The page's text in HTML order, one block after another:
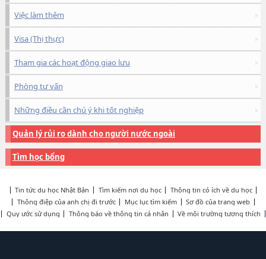
Việc làm thêm
Visa (Thị thực)
Tham gia các hoạt động giao lưu
Phòng tư vấn
Những điều cần chú ý khi tốt nghiệp
Quản lý rủi ro dành cho người nước ngoài
Tìm học bổng
Tin tức du học Nhật Bản Tìm kiếm nơi du học
Thông tin có ích về du học
Thông điệp của anh chị đi trước
Mục lục tìm kiếm
Sơ đồ của trang web
Quy ước sử dụng
Thông báo về thông tin cá nhân Về môi trường tương thích